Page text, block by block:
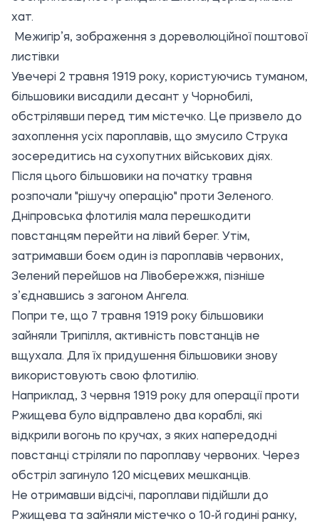
хат.
Межигір’я, зображення з дореволюційної поштової
листівки
Увечері 2 травня 1919 року, користуючись туманом,
більшовики висадили десант у Чорнобилі,
обстрілявши перед тим містечко. Це призвело до
захоплення усіх пароплавів, що змусило Струка
зосередитись на сухопутних військових діях.
Після цього більшовики на початку травня
розпочали "рішучу операцію" проти Зеленого.
Дніпровська флотилія мала перешкодити
повстанцям перейти на лівий берег. Утім,
затримавши боєм один із пароплавів червоних,
Зелений перейшов на Лівобережжя, пізніше
з’єднавшись з загоном Ангела.
Попри те, що 7 травня 1919 року більшовики
зайняли Трипілля, активність повстанців не
вщухала. Для їх придушення більшовики знову
використовують свою флотилію.
Наприклад, 3 червня 1919 року для операції проти
Ржищева було відправлено два кораблі, які
відкрили вогонь по кручах, з яких напередодні
повстанці стріляли по пароплаву червоних. Через
обстріл загинуло 120 місцевих мешканців.
Не отримавши відсічі, пароплави підійшли до
Ржищева та зайняли містечко о 10-й годині ранку,